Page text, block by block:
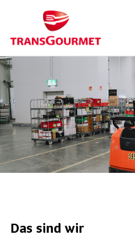
Das sind wir